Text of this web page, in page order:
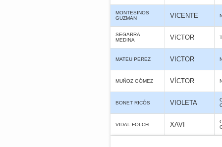
MONTESINOS
GUZMAN
VICENTE
SEGARRA
MEDINA
VíCTOR
MATEU PEREZ VICTOR
MUÑOZ GÓMEZ VÍCTOR
BONET RICÓS VIOLETA
VIDAL FOLCH XAVI